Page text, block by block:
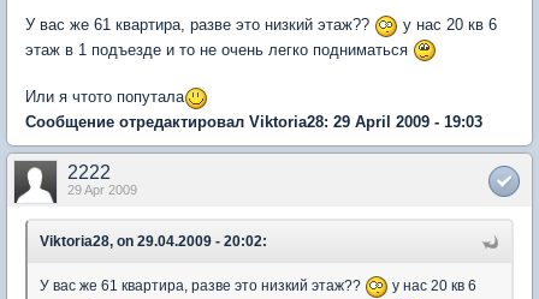
У вас же 61 квартира, разве это низкий этаж??
у нас 20 кв 6
этаж в 1 подъезде и то не очень легко подниматься
Или я чтото попутала
Сообщение отредактировал Viktoria28: 29 April 2009 - 19:03
2222
29 Apr 2009
Viktoria28, on 29.04.2009 - 20:02:
У вас же 61 квартира, разве это низкий этаж??
у нас 20 кв 6